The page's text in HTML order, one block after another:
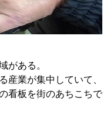
がある。
産業が集中していて、
看板を街のあちこちで